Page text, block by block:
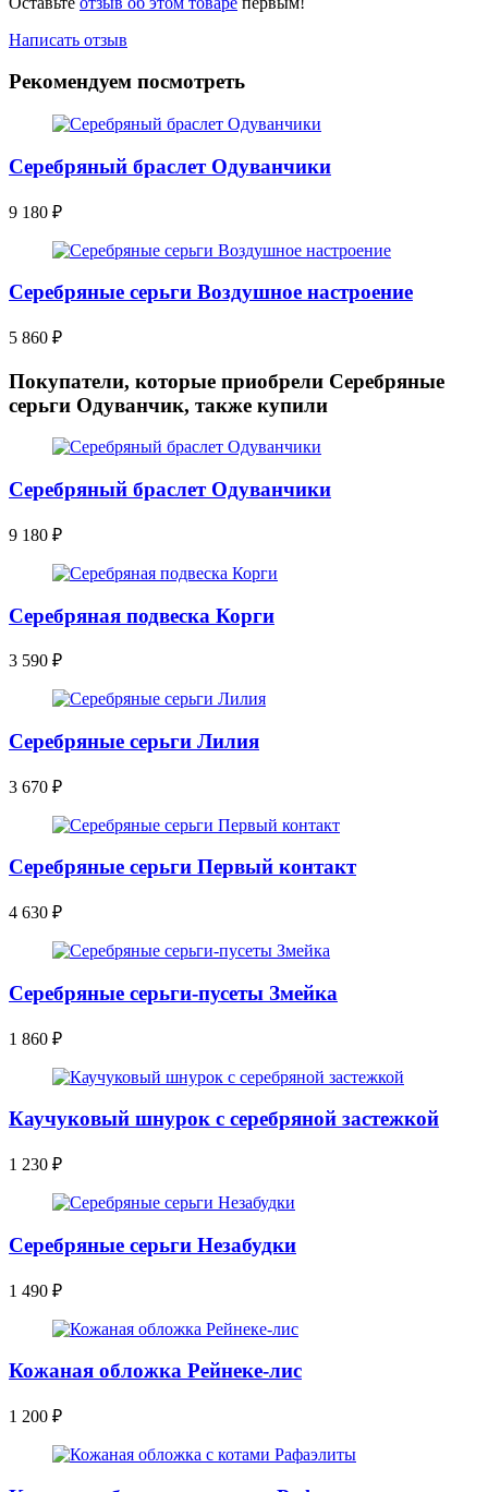
Написать отзыв
Рекомендуем посмотреть
Серебряный браслет Одуванчики
9 180 ₽
Серебряные серьги Воздушное настроение
5 860 ₽
Покупатели, которые приобрели Серебряные
серьги Одуванчик, также купили
Серебряный браслет Одуванчики
9 180 ₽
Серебряная подвеска Корги
3 590 ₽
Серебряные серьги Лилия
3 670 ₽
Серебряные серьги Первый контакт
4 630 ₽
Серебряные серьги-пусеты Змейка
1 860 ₽
Каучуковый шнурок с серебряной застежкой
1 230 ₽
Серебряные серьги Незабудки
1 490 ₽
Кожаная обложка Рейнеке-лис
1 200 ₽